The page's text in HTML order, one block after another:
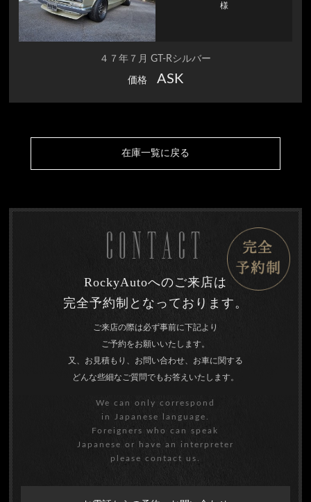
様
４７年７月 GT-Rシルバー
価格 ASK
在庫一覧に戻る
CONTACT
RockyAutoへのご来店は
完全予約制となっております。
ご来店の際は必ず事前に下記より
ご予約をお願いいたします。
又、お見積もり、お問い合わせ、お車に関する
どんな些細なご質問でもお答えいたします。
We can only correspond
in Japanese language.
Foreigners who can speak
Japanese or have an interpreter
please contact us.